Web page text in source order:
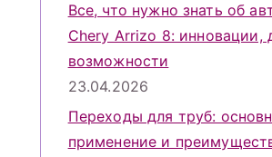
Все, что нужно знать об
Chery Arrizo 8: инновации,
возможности
23.04.2026
Переходы для труб:
применение и